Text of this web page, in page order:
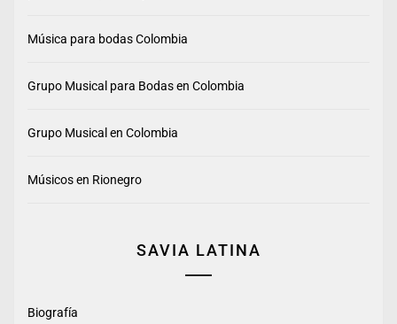
Música para bodas Colombia
Grupo Musical para Bodas en Colombia
Grupo Musical en Colombia
Músicos en Rionegro
SAVIA LATINA
Biografía